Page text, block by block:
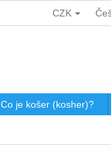
DÁRKOVÉ
CZK
Co je košer (kosher)?